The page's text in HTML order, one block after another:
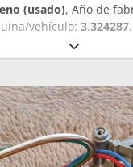
(usado), Año de
vehículo: 3.324287
AGFA JETI 3324 SL BASE
SOBRE
Y MATERIALES
tinta solvente • Tinta
+ 2CM claro) • Ancho
de impresión
• 600 dpi
del rollo hasta 230 kg